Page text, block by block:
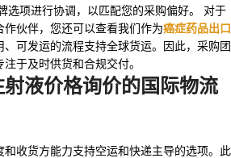
选项进行协调，以匹配您的采购偏好。 对于
伙伴，您还可以查看我们作为癌症药品出口
可发运的流程支持全球货运。因此，采购团
于及时供货和合规交付。
液价格询价的国际物流
收货方能力支持空运和快递主导的选项。此